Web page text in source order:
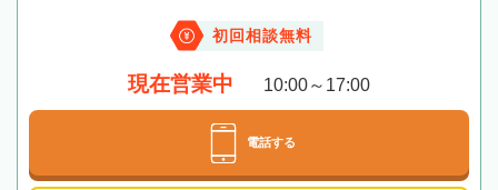
初回相談無料
現在営業中 10:00～17:00
電話する